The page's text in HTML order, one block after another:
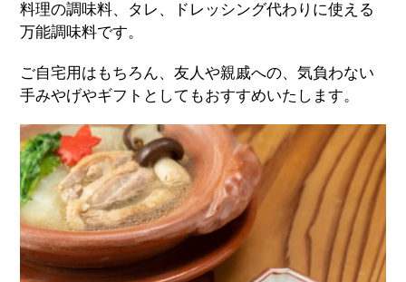
料理の調味料、タレ、ドレッシング代わりに使える
万能調味料です。
ご自宅用はもちろん、友人や親戚への、気負わない
手みやげやギフトとしてもおすすめいたします。